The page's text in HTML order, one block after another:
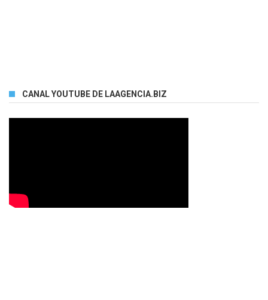
CANAL YOUTUBE DE LAAGENCIA.BIZ